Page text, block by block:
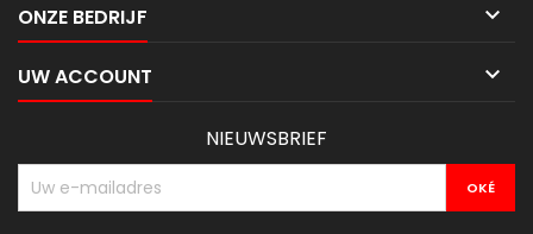
ONZE BEDRIJF 
UW ACCOUNT 
NIEUWSBRIEF